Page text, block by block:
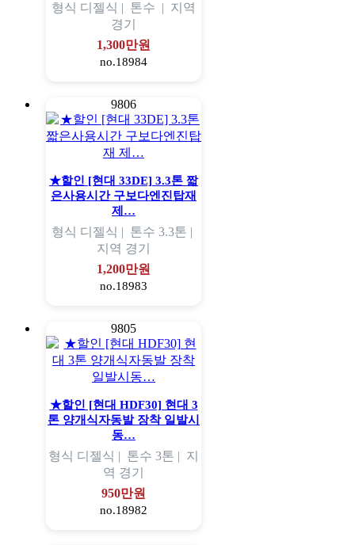
형식 디젤식 | 톤수 | 지역
경기
1,300만원
no.18984
9806
★할인 [현대 33DE] 3.3톤 짧
은사용시간 구보다엔진탑재
제…
형식 디젤식 | 톤수 3.3톤 |
지역 경기
1,200만원
no.18983
9805
★할인 [현대 HDF30] 현대 3
톤 양개식자동발 장착 일발시
동…
형식 디젤식 | 톤수 3톤 | 지
역 경기
950만원
no.18982